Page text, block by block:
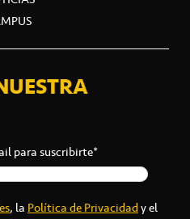
para suscribirte*
, laPolítica de Privacidady el